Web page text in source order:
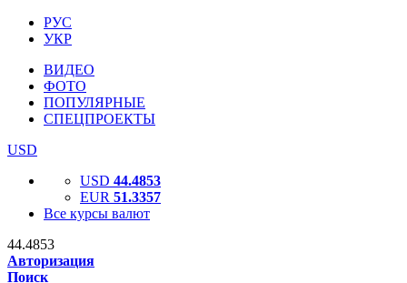
РУС
УКР
ВИДЕО
ФОТО
ПОПУЛЯРНЫЕ
СПЕЦПРОЕКТЫ
USD
USD 44.4853
EUR 51.3357
Все курсы валют
44.4853
Авторизация
Поиск